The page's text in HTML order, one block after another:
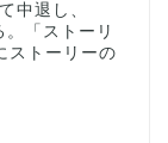
中退し、
「ストーリ
ストーリーの